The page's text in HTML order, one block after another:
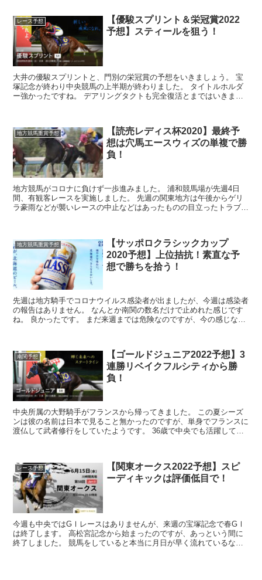
レース予想
【優駿スプリント＆栄冠賞2022
予想】スティールを狙う！
大井の優駿スプリントと、門別の栄冠賞の予想をいきましょう。 宝
塚記念が終わり中央競馬の上半期が終わりました。 タイトルホルダ
ー強かったですね。 デアリングタクトも完全復活とまではいきませ
地方競馬重賞予想
【読売レディス杯2020】最終予
想は穴馬エースウィズの単複で勝
負！
地方競馬がコロナに負けず一歩進みました。 浦和競馬場が先週4日
間、有観客レースを実施しました。 先週の関東地方は午後からゲリ
ラ豪雨などが襲いレースの中止などはあったものの目立ったトラブル
地方競馬重賞予想
【サッポロクラシックカップ
2020予想】上位拮抗！素直な予
想で勝ちを拾う！
先週は地方騎手でコロナウイルス感染者が出ましたが、今週は感染者
の報告はありません。 なんとか南関の数名だけで止めれた感じです
ね。 良かったです。 まだ来週までは危険なのですが、今の感じなら
南関予想
【ゴールドジュニア2022予想】3
連勝リベイクフルシティから勝
負！
中央所属の大野騎手がフランスから帰ってきました。 この夏シーズ
ンは彼の名前は日本で見ること無かったのですが、単身でフランスに
渡仏して武者修行をしていたようです。 36歳で中央でも活躍してい
レース予想
【関東オークス2022予想】スピ
ーディキックは評価低目で！
今週も中央ではGⅠレースはありませんが、来週の宝塚記念で春GⅠ
は終了します。 高松宮記念から始まったのですが、あっという間に
終了しました。 競馬をしていると本当に月日が早く流れているなと